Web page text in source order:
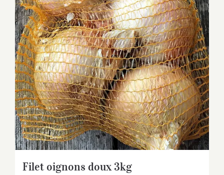
Filet oignons doux 3kg